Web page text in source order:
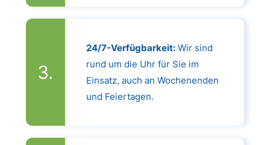
24/7-Verfügbarkeit:Wir sind
rund um die Uhr für Sie im
Einsatz, auch an Wochenenden
und Feiertagen.